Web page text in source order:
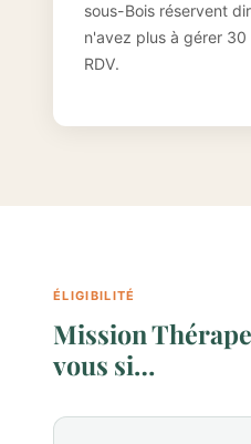
sous-Bois réservent
n'avez plus à gérer
RDV.
ÉLIGIBILITÉ
Mission
vous si…